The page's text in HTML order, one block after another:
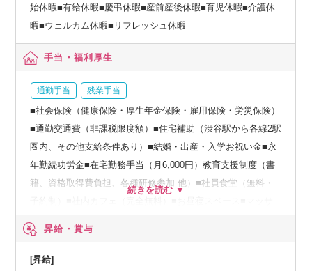
始休暇■有給休暇■慶弔休暇■産前産後休暇■育児休暇■介護休
暇■ウェルカム休暇■リフレッシュ休暇
手当・福利厚生
通勤手当 残業手当
■社会保険（健康保険・厚生年金保険・雇用保険・労災保険）
■通勤交通費（非課税限度額）■住宅補助（渋谷駅から各線2駅
圏内、その他支給条件あり）■結婚・出産・入学お祝い金■永
年勤続功労金■在宅勤務手当（月6,000円）教育支援制度（書
籍、資格取得費負担、各種研修参加 他）■社員食堂（無料・
バータイム■屋内全面禁煙
昇給・賞与
[昇給]